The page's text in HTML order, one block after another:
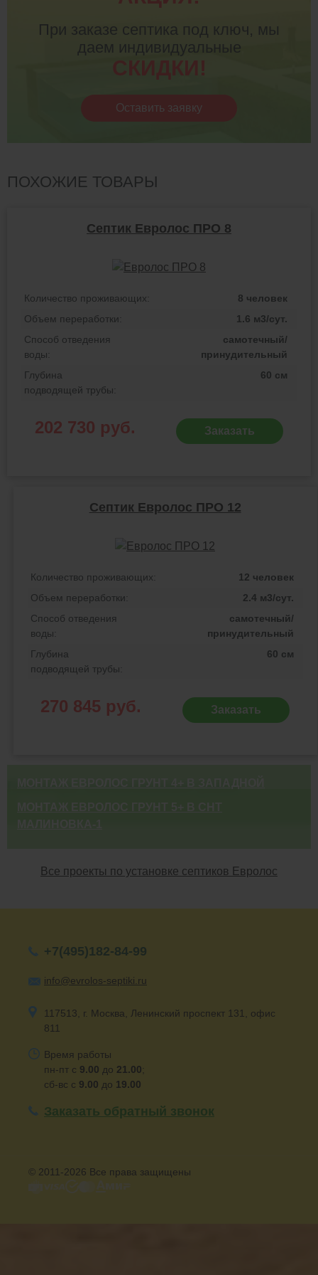
При заказе септика под ключ, мы
даем индивидуальные
СКИДКИ!
Оставить заявку
ПОХОЖИЕ ТОВАРЫ
Септик Евролос ПРО 8
Количество проживающих:
8 человек
Объем переработки:
1.6 м3/сут.
Способ отведения
воды:
самотечный/
принудительный
Глубина
подводящей трубы:
60 см
202 730 руб. Заказать
Септик Евролос ПРО 12
Количество проживающих:
12 человек
Объем переработки:
2.4 м3/сут.
Способ отведения
воды:
самотечный/
принудительный
Глубина
подводящей трубы:
60 см
270 845 руб. Заказать
Все проекты по установке септиков Евролос
+7(495)182-84-99
info@evrolos-septiki.ru
117513, г. Москва, Ленинский проспект 131, офис
811
Время работы
пн-пт с 9.00 до 21.00;
сб-вс с 9.00 до 19.00
Заказать обратный звонок
© 2011-2026 Все права защищены